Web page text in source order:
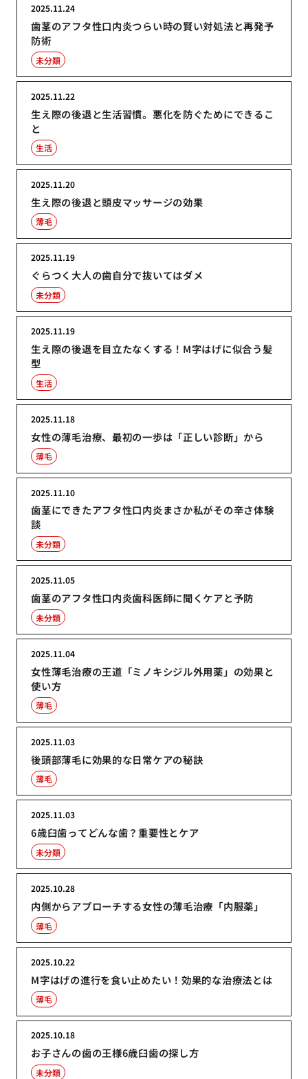
歯茎のアフタ性口内炎つらい時の賢い対処法と再発予
防術
2025.11.24
未分類
生え際の後退と生活習慣。悪化を防ぐためにできるこ
と
2025.11.22
生活
生え際の後退と頭皮マッサージの効果
2025.11.20
薄毛
ぐらつく大人の歯自分で抜いてはダメ
2025.11.19
未分類
生え際の後退を目立たなくする！M字はげに似合う髪
型
2025.11.19
生活
女性の薄毛治療、最初の一歩は「正しい診断」から
2025.11.18
薄毛
歯茎にできたアフタ性口内炎まさか私がその辛さ体験
談
2025.11.10
未分類
歯茎のアフタ性口内炎歯科医師に聞くケアと予防
2025.11.05
未分類
女性薄毛治療の王道「ミノキシジル外用薬」の効果と
使い方
2025.11.04
薄毛
後頭部薄毛に効果的な日常ケアの秘訣
2025.11.03
薄毛
6歳臼歯ってどんな歯？重要性とケア
2025.11.03
未分類
内側からアプローチする女性の薄毛治療「内服薬」
2025.10.28
薄毛
M字はげの進行を食い止めたい！効果的な治療法とは
2025.10.22
薄毛
お子さんの歯の王様6歳臼歯の探し方
2025.10.18
未分類